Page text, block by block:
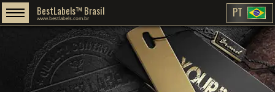
BestLabels™ Brasil
www.bestlabels.com.br PT